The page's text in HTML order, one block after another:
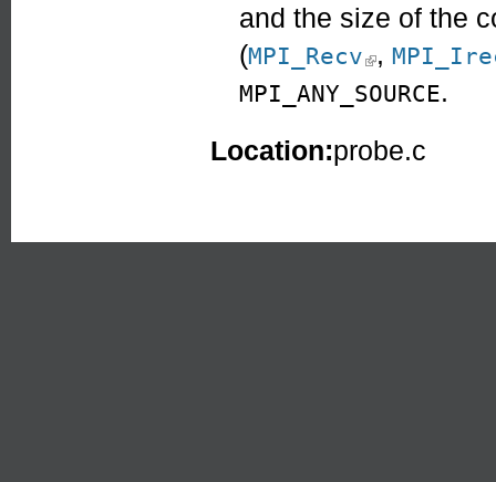
and the size of the
(MPI_Recv (link is
,
MPI_ANY_SOURCE.
Location:probe.c